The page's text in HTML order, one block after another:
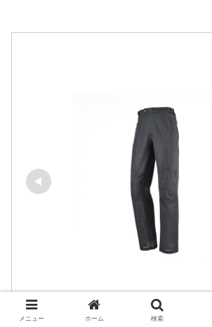
デイトナ(Daytona)
メニュー ホーム 検索